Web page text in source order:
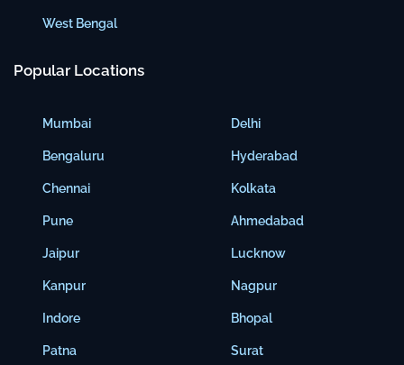
West Bengal
Popular Locations
Mumbai
Bengaluru
Chennai
Pune
Jaipur
Kanpur
Indore
Patna
Delhi
Hyderabad
Kolkata
Ahmedabad
Lucknow
Nagpur
Bhopal
Surat